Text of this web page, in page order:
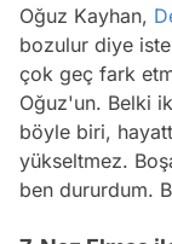
Oğuz Kayhan,
bozulur diye
çok geç fark
Oğuz'un. Belki
böyle biri,
yükseltmez.
ben dururdum.